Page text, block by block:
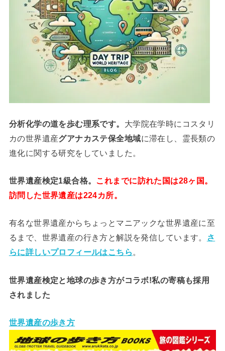
分析化学の道を歩む理系です。 大学院在学時にコスタリ
カの世界遺産グアナカステ保全地域に滞在し、霊長類の
進化に関する研究をしていました。
世界遺産検定1級合格。 これまでに訪れた国は28ヶ国。
訪問した世界遺産は224カ所。
有名な世界遺産からちょっとマニアックな世界遺産に至
るまで、世界遺産の行き方と解説を発信しています。
さ
らに詳しいプロフィールはこちら 。
世界遺産検定と地球の歩き方がコラボ!私の寄稿も採用
されました
世界遺産の歩き方